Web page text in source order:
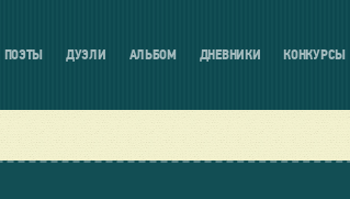
ПОЭТЫ ДУЭЛИ АЛЬБОМ ДНЕВНИКИ КОНКУРСЫ